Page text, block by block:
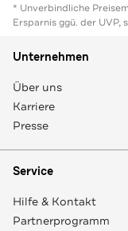
* Unverbindliche
Ersparnis ggü. der UVP,
Unternehmen
Über uns
Karriere
Presse
Service
Hilfe & Kontakt
Partnerprogramm